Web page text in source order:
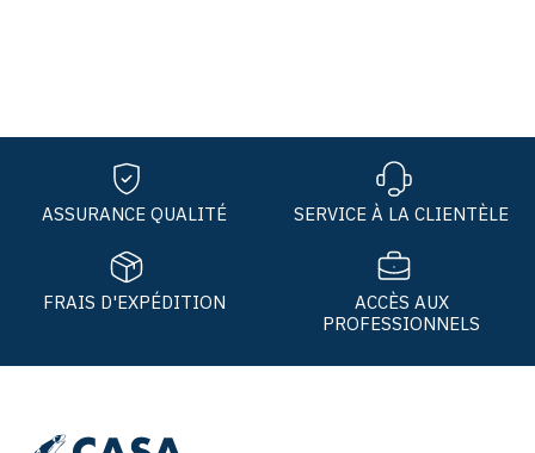
ASSURANCE QUALITÉ SERVICE À LA CLIENTÈLE
FRAIS D'EXPÉDITION
ACCÈS AUX
PROFESSIONNELS